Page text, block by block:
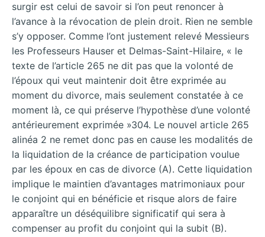
surgir est celui de savoir si l’on peut renoncer à
l’avance à la révocation de plein droit. Rien ne semble
s’y opposer. Comme l’ont justement relevé Messieurs
les Professeurs Hauser et Delmas-Saint-Hilaire, « le
texte de l’article 265 ne dit pas que la volonté de
l’époux qui veut maintenir doit être exprimée au
moment du divorce, mais seulement constatée à ce
moment là, ce qui préserve l’hypothèse d’une volonté
antérieurement exprimée »304. Le nouvel article 265
alinéa 2 ne remet donc pas en cause les modalités de
la liquidation de la créance de participation voulue
par les époux en cas de divorce (A). Cette liquidation
implique le maintien d’avantages matrimoniaux pour
le conjoint qui en bénéficie et risque alors de faire
apparaître un déséquilibre significatif qui sera à
compenser au profit du conjoint qui la subit (B).